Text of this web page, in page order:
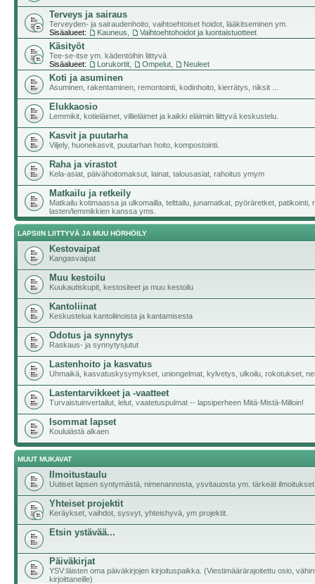
Terveys ja sairaus
Terveyden- ja sairaudenhoito, vaihtoehtoiset hoidot, lääkitseminen ym.
Sisäalueet:
Kauneus Vaihtoehtohoidot ja luontaistuotteet
Käsityöt
Tee-se-itse ym. kädentöihin liittyvä
Sisäalueet:
Lorukortit Ompelut Neuleet
Koti ja asuminen
Asuminen, rakentaminen, remontointi, kodinhoito, kierrätys, niksit ...
Elukkaosio
Lemmikit, kotieläimet, villieläimet ja kaikki eläimiin liittyvä keskustelu.
Kasvit ja puutarha
Viljely, huonekasvit, puutarhan hoito, kompostointi.
Raha ja virastot
Kela-asiat, päivähoitomaksut, lainat, talousasiat, rahoitus ymym
Matkailu ja retkeily
Matkailu kotimaassa ja ulkomailla, telttailu, junamatkat, pyöräretket, patikointi,
lasten/lemmikkien kanssa yms.
LAPSIIN LIITTYVÄ JA MUU HÖRHÖILY
Kestovaipat
Kangasvaipat
Muu kestoilu
Kuukautiskupit, kestositeet ja muu kestoilu
Kantoliinat
Keskustelua kantoliinoista ja kantamisesta
Odotus ja synnytys
Raskaus- ja synnytysjutut
Lastenhoito ja kasvatus
Uhmaikä, kasvatuskysymykset, uniongelmat, kylvetys, ulkoilu, rokotukset,
Lastentarvikkeet ja -vaatteet
Turvaistuinvertailut, lelut, vaatetuspulmat -- lapsiperheen Mitä-Mistä-Milloin!
Isommat lapset
Kouluiästä alkaen
MUUT MUKAVAT
Ilmoitustaulu
Uutiset lapsen syntymästä, nimenannosta, ysvitauosta ym. tärkeät ilmoitukset
Yhteiset projektit
Keräykset, vaihdot, sysvyt, yhteishyvä, ym projektit.
Etsin ystävää...
Päiväkirjat
YSV:läisten oma päiväkirjojen kirjoituspaikka. (Viestimäärärajoitettu osio,
kirjoittaneille)